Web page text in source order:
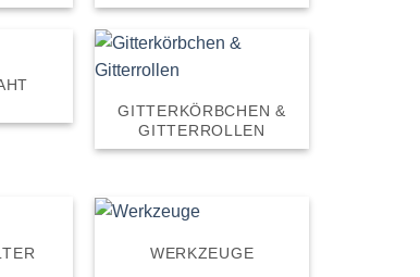
GITTERKÖRBCHEN &
GITTERROLLEN
WERKZEUGE